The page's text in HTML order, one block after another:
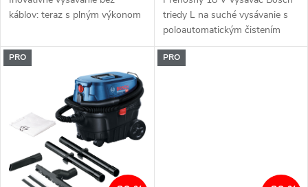
t
v
k
t
v
káblov: teraz s plným výkonom
triedy L na suché vysávanie s
poloautomatickým čistením
filtra
PRO PRO